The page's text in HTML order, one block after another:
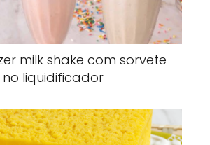
milk shake com sorvete
no liquidificador